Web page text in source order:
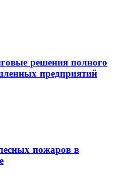
решения полного
предприятий
пожаров в